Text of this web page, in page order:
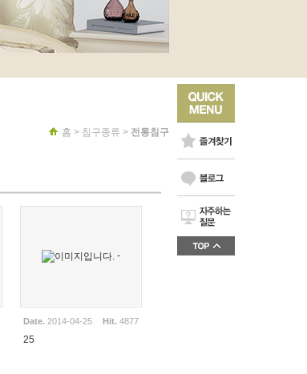
홈 > 침구종류 > 전통침구
-
Date. 2014-04-25 Hit. 4877
25